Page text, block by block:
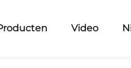
Video